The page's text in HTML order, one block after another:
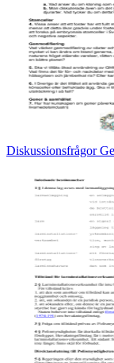
Diskussionsfrågor